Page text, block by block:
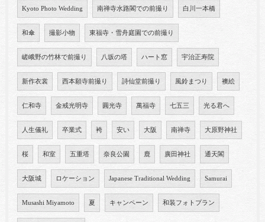
Kyoto Photo Wedding 南禅寺水路閣での前撮り 白川一本橋
和傘 撮影小物 東福寺・雪舟庭園での前撮り
嵯峨野の竹林で前撮り 八坂の塔 ハート窓 宇治正寿院
新作衣裳 西本願寺前撮り 詩仙堂前撮り 風鈴まつり 襖絵
仁和寺 金戒光明寺 圓光寺 萬福寺 七五三 光る君へ
人生儀礼 卒業式 袴 安い 大阪 南禅寺 大原野神社
桜 和室 五重塔 奈良公園 鹿 廣田神社 通天閣
大阪城 ロケーション Japanese Traditional Wedding Samurai
Musashi Miyamoto 夏 キャンペーン 和装フォトプラン